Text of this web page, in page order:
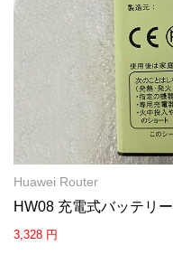
Huawei Router
HW08 充電式バッテリー
3,328 円